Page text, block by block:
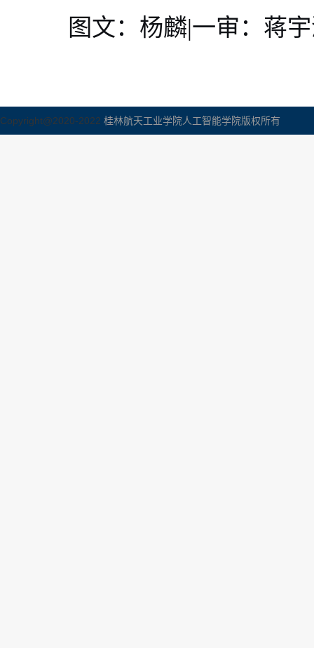
图文： 杨麟|一审：蒋
Copyright@2020-2022 桂林航天工业学院人工智能学院版权所有